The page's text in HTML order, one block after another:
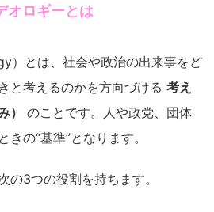
オロギーとは
）とは、社会や政治の出来事をど
と考えるのかを方向づける 考え
）
のことです。人や政党、団体
の“基準”となります。
の3つの役割を持ちます。